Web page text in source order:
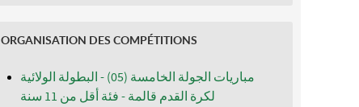
ORGANISATION DES COMPÉTITIONS
مباريات الجولة الخامسة (05) - البطولة الولائية
لكرة القدم قالمة - فئة أقل من 11 سنة